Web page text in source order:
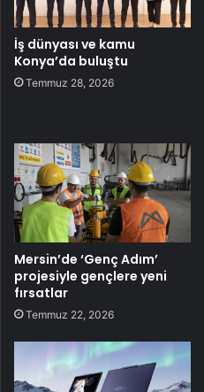
İş dünyası ve kamu
Konya’da buluştu
Temmuz 28, 2026
Mersin’de ‘Genç Adım’
projesiyle gençlere yeni
fırsatlar
Temmuz 22, 2026